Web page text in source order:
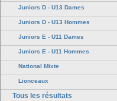
Juniors D - U13 Dames
Juniors D - U13 Hommes
Juniors E - U11 Dames
Juniors E - U11 Hommes
National Mixte
Lionceaux
Tous les résultats